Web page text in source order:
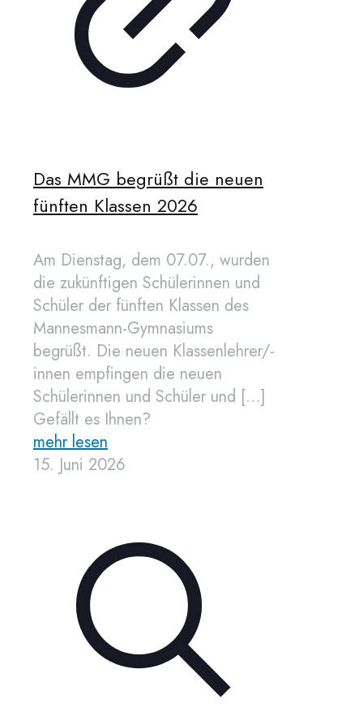
Das MMG begrüßt die neuen
fünften Klassen 2026
Am Dienstag, dem 07.07., wurden
die zukünftigen Schülerinnen und
Schüler der fünften Klassen des
Mannesmann-Gymnasiums
begrüßt. Die neuen Klassenlehrer/-
innen empfingen die neuen
Schülerinnen und Schüler und […]
Gefällt es Ihnen?
mehr lesen
15. Juni 2026